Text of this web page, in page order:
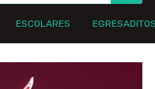
ESCOLARES